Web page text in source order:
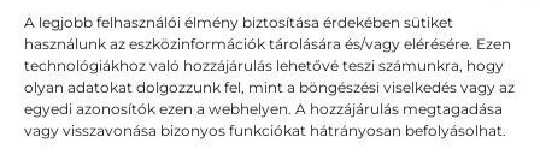
A legjobb felhasználói élmény biztosítása érdekében sütiket
használunk az eszközinformációk tárolására és/vagy elérésére. Ezen
technológiákhoz való hozzájárulás lehetővé teszi számunkra, hogy
olyan adatokat dolgozzunk fel, mint a böngészési viselkedés vagy az
egyedi azonosítók ezen a webhelyen. A hozzájárulás megtagadása
vagy visszavonása bizonyos funkciókat hátrányosan befolyásolhat.
terapeuta, érzelmi és mentális
elakadások szakértője. Több mint 15
éves terapeutai tapasztalataim során
nagyon sokféle emberrel és